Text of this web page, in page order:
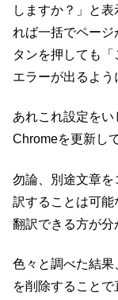
しますか？」と
れば一括でペー
タンを押しても
エラーが出るよう
あれこれ設定を
Chromeを更新し
勿論、別途文章
訳することは可能
翻訳できる方が分
色々と調べた結
を削除すること